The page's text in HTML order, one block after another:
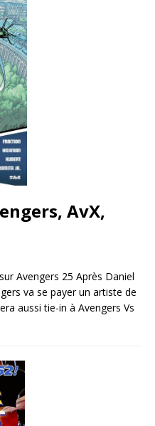
AvX,
Avengers 25 Après Daniel
va se payer un artiste de
aussi tie-in à Avengers Vs